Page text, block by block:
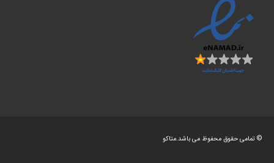
© تمامی حقوق محفوظ می باشد.متاکو